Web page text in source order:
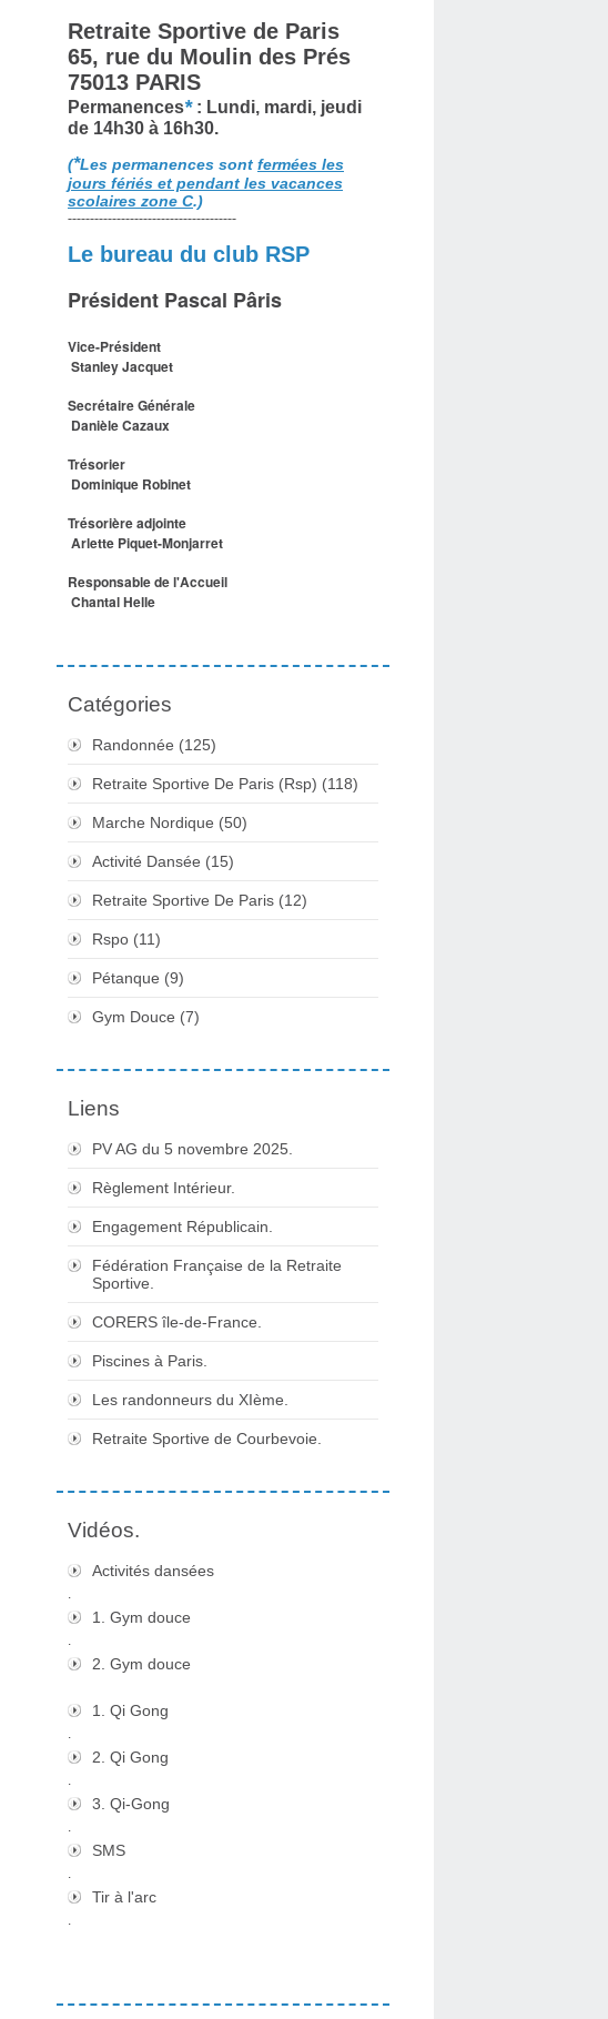
Retraite Sportive de Paris
65, rue du Moulin des Prés
75013 PARIS
Permanences*: Lundi, mardi, jeudi
de 14h30 à 16h30.
(*Les permanences sont fermées les
jours fériés et pendant les vacances
scolaires zone C.)
--------------------------------------
Le bureau du club RSP
Président Pascal Pâris
Vice-Président
Stanley Jacquet
Secrétaire Générale
Danièle Cazaux
Trésorier
Dominique Robinet
Trésorière adjointe
Arlette Piquet-Monjarret
Responsable de l'Accueil
Chantal Helle
Catégories
Randonnée (125)
Retraite Sportive De Paris (Rsp) (118)
Marche Nordique (50)
Activité Dansée (15)
Retraite Sportive De Paris (12)
Rspo (11)
Pétanque (9)
Gym Douce (7)
Liens
PV AG du 5 novembre 2025.
Règlement Intérieur.
Engagement Républicain.
Fédération Française de la Retraite
Sportive.
CORERS île-de-France.
Piscines à Paris.
Les randonneurs du XIème.
Retraite Sportive de Courbevoie.
Vidéos.
Activités dansées
.
1. Gym douce
.
2. Gym douce
1. Qi Gong
.
2. Qi Gong
.
3. Qi-Gong
.
SMS
.
Tir à l'arc
.